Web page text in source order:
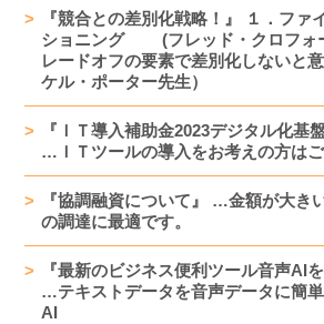
『競合との差別化戦略！』 １．ファ
ショニング (フレッド・クロフォ
レードオフの要素で差別化しない
ケル・ポーター先生）
『ＩＴ導入補助金2023デジタル化基
…ＩＴツールの導入をお考えの方はご
『協調融資について』 …金額が大き
の調達に最適です。
『最新のビジネス便利ツール音声AI
…テキストデータを音声データに簡
AI